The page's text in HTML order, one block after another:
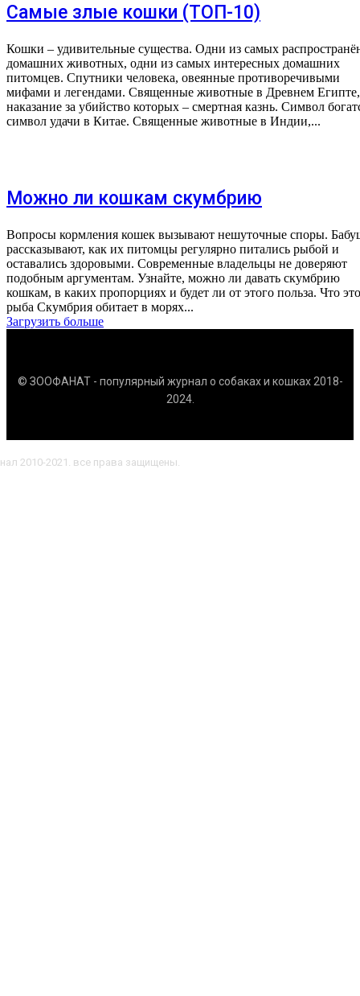
Самые злые кошки (ТОП-10)
Кошки – удивительные существа. Одни из самых
домашних животных, одни из самых интересных домашних
питомцев. Спутники человека, овеянные противоречивыми
мифами и легендами. Священные животные в Древнем Египте,
наказание за убийство которых – смертная казнь. Символ
символ удачи в Китае. Священные животные в Индии,...
Можно ли кошкам скумбрию
Вопросы кормления кошек вызывают нешуточные споры.
рассказывают, как их питомцы регулярно питались рыбой и
оставались здоровыми. Современные владельцы не доверяют
подобным аргументам. Узнайте, можно ли давать скумбрию
кошкам, в каких пропорциях и будет ли от этого польза. Что это за
рыба Скумбрия обитает в морях...
Загрузить больше
© ЗООФАНАТ - популярный журнал о собаках и кошках 2018-
2024.
2010-2021. все права защищены.